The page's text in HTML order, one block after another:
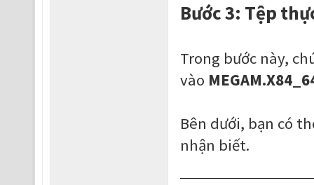
Bước 3: Tệp
Trong bước này,
vào
Bên dưới, bạn có
nhận biết.